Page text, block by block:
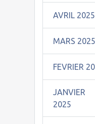
AVRIL 2025
MARS 2025
FEVRIER
JANVIER
2025